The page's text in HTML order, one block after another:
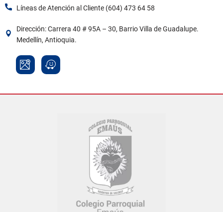
Líneas de Atención al Cliente (604) 473 64 58​
Dirección: Carrera 40 # 95A – 30, Barrio Villa de Guadalupe.
Medellín, Antioquia.